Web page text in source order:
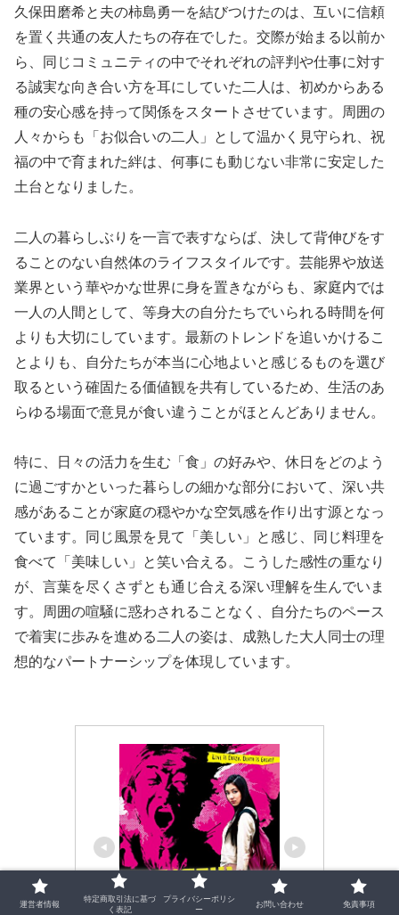
久保田磨希と夫の柿島勇一を結びつけたのは、互いに信頼
を置く共通の友人たちの存在でした。交際が始まる以前か
ら、同じコミュニティの中でそれぞれの評判や仕事に対す
る誠実な向き合い方を耳にしていた二人は、初めからある
種の安心感を持って関係をスタートさせています。周囲の
人々からも「お似合いの二人」として温かく見守られ、祝
福の中で育まれた絆は、何事にも動じない非常に安定した
土台となりました。
二人の暮らしぶりを一言で表すならば、決して背伸びをす
ることのない自然体のライフスタイルです。芸能界や放送
業界という華やかな世界に身を置きながらも、家庭内では
一人の人間として、等身大の自分たちでいられる時間を何
よりも大切にしています。最新のトレンドを追いかけるこ
とよりも、自分たちが本当に心地よいと感じるものを選び
取るという確固たる価値観を共有しているため、生活のあ
らゆる場面で意見が食い違うことがほとんどありません。
特に、日々の活力を生む「食」の好みや、休日をどのよう
に過ごすかといった暮らしの細かな部分において、深い共
感があることが家庭の穏やかな空気感を作り出す源となっ
ています。同じ風景を見て「美しい」と感じ、同じ料理を
食べて「美味しい」と笑い合える。こうした感性の重なり
が、言葉を尽くさずとも通じ合える深い理解を生んでいま
す。周囲の喧騒に惑わされることなく、自分たちのペース
で着実に歩みを進める二人の姿は、成熟した大人同士の理
想的なパートナーシップを体現しています。
運営者情報
特定商取引法に基づ
く表記
プライバシーポリシ
ー
お問い合わせ 免責事項